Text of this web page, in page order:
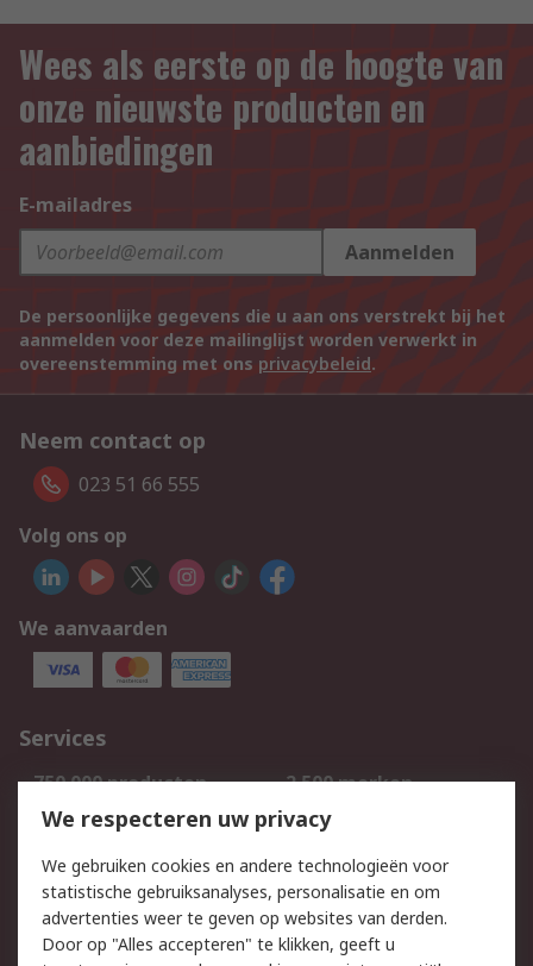
Wees als eerste op de hoogte van
onze nieuwste producten en
aanbiedingen
E-mailadres
Aanmelden
De persoonlijke gegevens die u aan ons verstrekt bij het
aanmelden voor deze mailinglijst worden verwerkt in
overeenstemming met ons privacybeleid.
Neem contact op
023 51 66 555
Volg ons op
We aanvaarden
Services
750.000 producten
2.500 merken
Bestellen
Inkoopoplossingen
Track & Trace
Wettelijk
We respecteren uw privacy
We gebruiken cookies en andere technologieën voor
statistische gebruiksanalyses, personalisatie en om
advertenties weer te geven op websites van derden.
Door op "Alles accepteren" te klikken, geeft u